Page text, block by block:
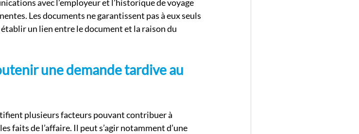
avec l’employeur et l’historique de voyage
Les documents ne garantissent pas à eux seuls
un lien entre le document et la raison du
une demande tardive au
plusieurs facteurs pouvant contribuer à
faits de l’affaire. Il peut s’agir notamment d’une